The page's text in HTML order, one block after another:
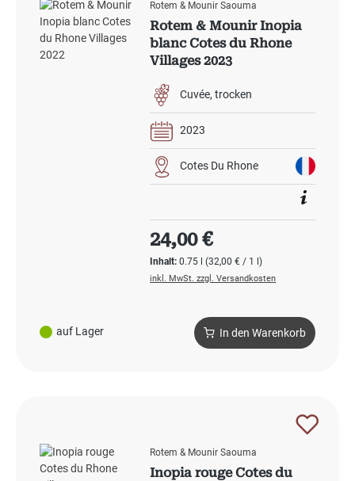
auf Lager
Rotem & Mounir Saouma
Rotem & Mounir Inopia
blanc Cotes du Rhone
Villages 2023
Cuvée trocken
2023
Cotes Du Rhone
Inhalt:0.75 l(32,00 € / 1 l)
Regulärer Preis:
24,00 €
inkl. MwSt. zzgl. Versandkosten
In den Warenkorb
Rotem & Mounir Saouma
Inopia rouge Cotes du